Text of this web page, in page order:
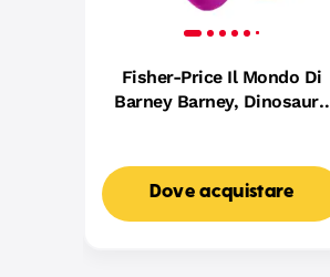
Fisher-Price Il Mondo Di
Barney Barney, Dinosauro
Dove acquistare